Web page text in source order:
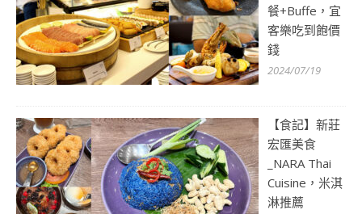
餐+Buffe，宜
客樂吃到飽價
錢
2024/07/19
【食記】新莊
宏匯美食
_NARA Thai
Cuisine，米淇
淋推薦